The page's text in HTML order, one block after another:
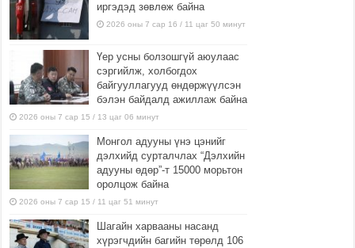
иргэдэд зөвлөж байна
2026 оны 7 сар 16 / 11 цаг 50 минут
Үер усны болзошгүй аюулаас
сэргийлж, холбогдох
байгууллагууд өндөржүүлсэн
бэлэн байдалд ажиллаж байна
2026 оны 7 сар 15 / 13 цаг 06 минут
Монгол адууны үнэ цэнийг
дэлхийд сурталчлах “Дэлхийн
адууны өдөр”-т 15000 морьтон
оролцож байна
2026 оны 7 сар 15 / 11 цаг 51 минут
Шагайн харвааны насанд
хүрэгчдийн багийн төрөлд 106